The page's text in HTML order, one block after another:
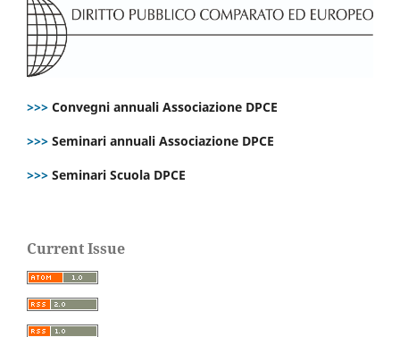
>>> Convegni annuali Associazione DPCE
>>> Seminari annuali Associazione DPCE
>>> Seminari Scuola DPCE
Current Issue